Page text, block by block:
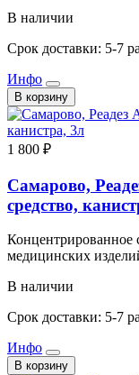
В наличии
Срок доставки: 5-7
Инфо
В корзину
1 800 ₽
Самарово,
средство,
Концентрированное
медицинских
В наличии
Срок доставки: 5-7
Инфо
В корзину